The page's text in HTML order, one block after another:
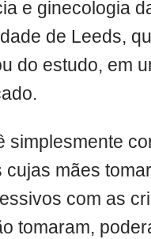
e ginecologia
de Leeds,
do estudo, em
simplesmente
cujas mães
com as
tomaram,